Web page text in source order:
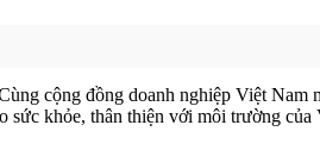
cộng đồng doanh nghiệp Việt Nam
sức khỏe, thân thiện với môi trường của